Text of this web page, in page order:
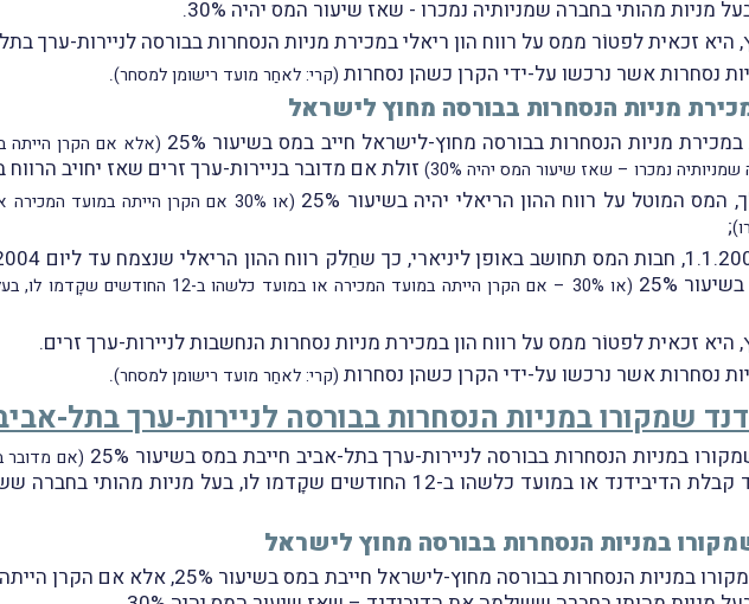
זכאית לפטוֹר ממס על רווח הון ריאלי במכירת מניות הנסחרות בבורסה לניירות-ערך
נסחרות אשר נרכשו על-ידי הקרן כשהן נסחרות (קרי: לאחַר מועד רישומן למסחר).
מניות הנסחרות בבורסה מחוץ לישראל
מניות הנסחרות בבורסה מחוץ-לישראל חייב במס בשיעור 25%
(אלא אם הקרן הייתה
זולת אם מדובר בניירות-ערך זרים שאז יחויב
;
(או 30% – אם הקרן הייתה במועד המכירה או
זכאית לפטוֹר ממס על רווח הון במכירת מניות נסחרות הנחשבות לניירות-ערך זרים.
נסחרות אשר נרכשו על-ידי הקרן כשהן נסחרות (קרי: לאחַר מועד רישומן למסחר).
שמקורו במניות הנסחרות בבורסה לניירות-ערך בתל-
במניות הנסחרות בבורסה לניירות-ערך בתל-אביב חייבת במס בשיעור 25%
(אם מדובר
, אלא אם הקרן הייתה במועד קבלת הדיבידנד או במועד כלשהו ב-12 החודשים שקָדמו לו,
במניות הנסחרות בבורסה מחוץ לישראל
הכנסה של קרן נאמנות חייבת מדיבידנד שמקורו במניות הנסחרות